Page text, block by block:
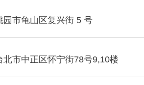
园市龟山区复兴街 5 号
北市中正区怀宁街78号9,10楼